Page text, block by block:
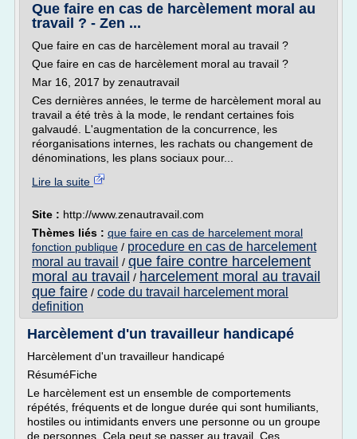
Que faire en cas de harcèlement moral au
travail ? - Zen ...
Que faire en cas de harcèlement moral au travail ?
Que faire en cas de harcèlement moral au travail ?
Mar 16, 2017 by zenautravail
Ces dernières années, le terme de harcèlement moral au
travail a été très à la mode, le rendant certaines fois
galvaudé. L'augmentation de la concurrence, les
réorganisations internes, les rachats ou changement de
dénominations, les plans sociaux pour...
Lire la suite
Site : http://www.zenautravail.com
Thèmes liés : que faire en cas de harcelement moral
fonction publique / procedure en cas de harcelement
moral au travail / que faire contre harcelement
moral au travail / harcelement moral au travail
que faire / code du travail harcelement moral
definition
Harcèlement d'un travailleur handicapé
Harcèlement d'un travailleur handicapé
RésuméFiche
Le harcèlement est un ensemble de comportements
répétés, fréquents et de longue durée qui sont humiliants,
hostiles ou intimidants envers une personne ou un groupe
de personnes. Cela peut se passer au travail. Ces